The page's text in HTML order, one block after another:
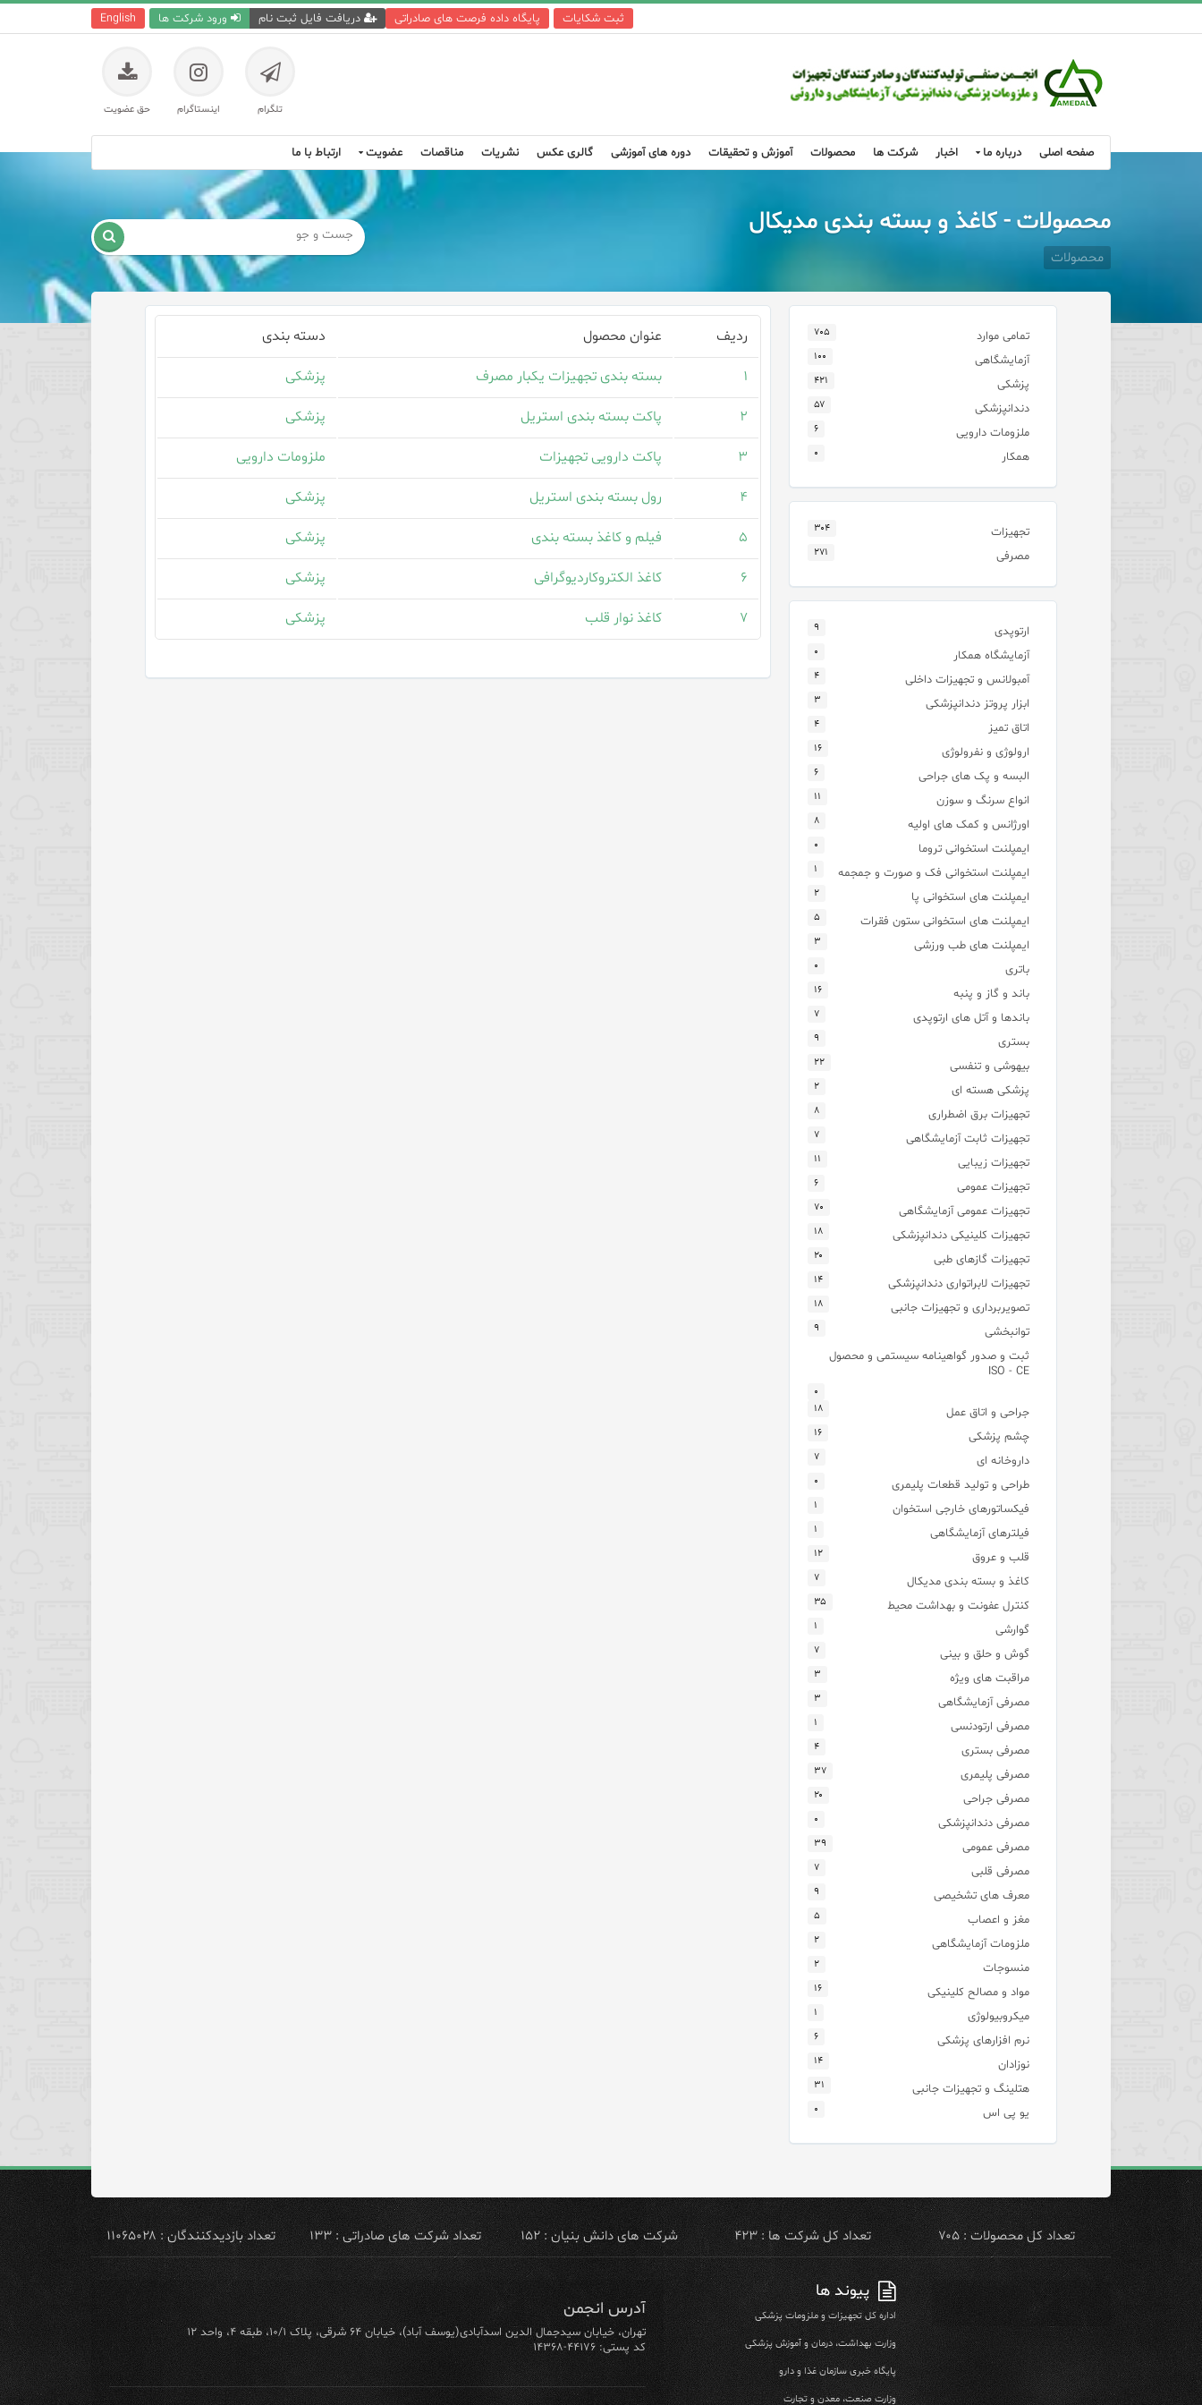
English ورود شرکت ها دریافت فایل ثبت نام پایگاه داده فرصت های صادراتی ثبت شکایات
تلگرام اینستاگرام حق عضویت
صفحه اصلی درباره ما اخبار شرکت ها محصولات آموزش و تحقیقات دوره های آموزشی گالری عکس نشریات مناقصات عضویت ارتباط با ما
محصولات - کاغذ و بسته بندی مدیکال
محصولات

ردیف عنوان محصول دسته بندی
۱ بسته بندی تجهیزات یکبار مصرف پزشکی
۲ پاکت بسته بندی استریل پزشکی
۳ پاکت دارویی تجهیزات ملزومات دارویی
۴ رول بسته بندی استریل پزشکی
۵ فیلم و کاغذ بسته بندی پزشکی
۶ کاغذ الکتروکاردیوگرافی پزشکی
۷ کاغذ نوار قلب پزشکی
تمامی موارد ۷۰۵
آزمایشگاهی ۱۰۰
پزشکی ۴۲۱
دندانپزشکی ۵۷
ملزومات دارویی ۶
همکار ۰
تجهیزات ۳۰۴
مصرفی ۲۷۱
ارتوپدی ۹
آزمایشگاه همکار ۰
آمبولانس و تجهیزات داخلی ۴
ابزار پروتز دندانپزشکی ۳
اتاق تمیز ۴
ارولوژی و نفرولوژی ۱۶
البسه و پک های جراحی ۶
انواع سرنگ و سوزن ۱۱
اورژانس و کمک های اولیه ۸
ایمپلنت استخوانی تروما ۰
ایمپلنت استخوانی فک و صورت و جمجمه ۱
ایمپلنت های استخوانی پا ۲
ایمپلنت های استخوانی ستون فقرات ۵
ایمپلنت های طب ورزشی ۳
باتری ۰
باند و گاز و پنبه ۱۶
باندها و آتل های ارتوپدی ۷
بستری ۹
بیهوشی و تنفسی ۲۲
پزشکی هسته ای ۲
تجهیزات برق اضطراری ۸
تجهیزات ثابت آزمایشگاهی ۷
تجهیزات زیبایی ۱۱
تجهیزات عمومی ۶
تجهیزات عمومی آزمایشگاهی ۷۰
تجهیزات کلینیکی دندانپزشکی ۱۸
تجهیزات گازهای طبی ۲۰
تجهیزات لابراتواری دندانپزشکی ۱۴
تصویربرداری و تجهیزات جانبی ۱۸
توانبخشی ۹
ثبت و صدور گواهینامه سیستمی و محصول
ISO - CE
۰
جراحی و اتاق عمل ۱۸
چشم پزشکی ۱۶
داروخانه ای ۷
طراحی و تولید قطعات پلیمری ۰
فیکساتورهای خارجی استخوان ۱
فیلترهای آزمایشگاهی ۱
قلب و عروق ۱۲
کاغذ و بسته بندی مدیکال ۷
کنترل عفونت و بهداشت محیط ۳۵
گوارشی ۱
گوش و حلق و بینی ۷
مراقبت های ویژه ۳
مصرفی آزمایشگاهی ۳
مصرفی ارتودنسی ۱
مصرفی بستری ۴
مصرفی پلیمری ۳۷
مصرفی جراحی ۲۰
مصرفی دندانپزشکی ۰
مصرفی عمومی ۳۹
مصرفی قلبی ۷
معرف های تشخیصی ۹
مغز و اعصاب ۵
ملزومات آزمایشگاهی ۲
منسوجات ۲
مواد و مصالح کلینیکی ۱۶
میکروبیولوژی ۱
نرم افزارهای پزشکی ۶
نوزادان ۱۴
هتلینگ و تجهیزات جانبی ۳۱
یو پی اس ۰
تعداد کل محصولات : ۷۰۵ تعداد کل شرکت ها : ۴۲۳ شرکت های دانش بنیان : ۱۵۲ تعداد شرکت های صادراتی : ۱۳۳ تعداد بازدیدکنندگان : ۱۱۰۶۵۰۲۸
پیوند ها
اداره کل تجهیزات و ملزومات پزشکی
وزارت بهداشت، درمان و آموزش پزشکی
پایگاه خبری سازمان غذا و دارو
وزارت صنعت، معدن و تجارت
آدرس انجمن
تهران، خیابان سیدجمال الدین اسدآبادی(یوسف آباد)، خیابان ۶۴ شرقی، پلاک ۱۰/۱، طبقه ۴، واحد ۱۲
کد پستی: ۴۴۱۷۶-۱۴۳۶۸